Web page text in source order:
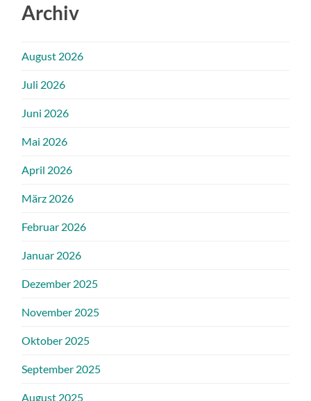
Archiv
August 2026
Juli 2026
Juni 2026
Mai 2026
April 2026
März 2026
Februar 2026
Januar 2026
Dezember 2025
November 2025
Oktober 2025
September 2025
August 2025